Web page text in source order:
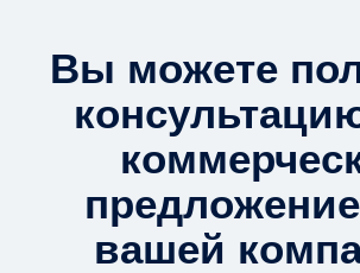
Вы можете
вашей